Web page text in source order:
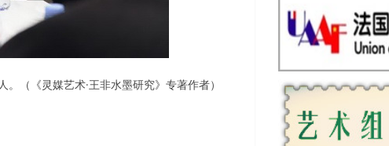
（《灵媒艺术·王非水墨研究》专著作者）